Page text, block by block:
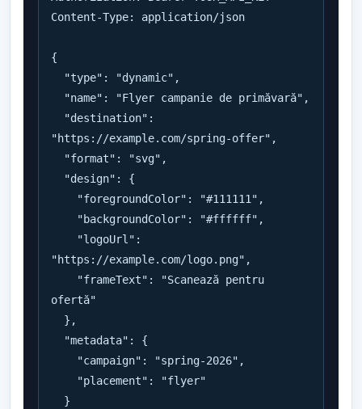
Content-Type: application/json
{
"https://example.com/spring-offer",
"https://example.com/logo.png",
ofertă"